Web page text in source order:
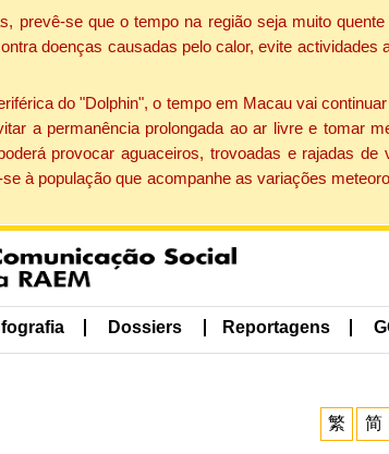
prevê-se que o tempo na região seja muito
doenças causadas pelo calor, evite
do "Dolphin", o tempo em Macau vai
a permanência prolongada ao ar livre e tomar
provocar aguaceiros, trovoadas e rajadas
à população que acompanhe as variações
Dossiers Reportagens
繁 简